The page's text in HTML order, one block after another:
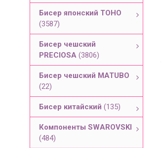
Бисер японский TOHO
(3587)
Бисер чешский
PRECIOSA (3806)
Бисер чешский MATUBO
(22)
Бисер китайский (135)
Компоненты SWAROVSKI
(484)